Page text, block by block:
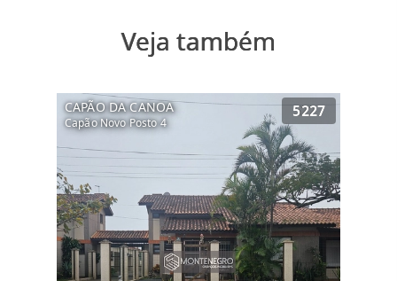
Veja também
CAPÃO DA CANOA
Capão Novo Posto 4
5227